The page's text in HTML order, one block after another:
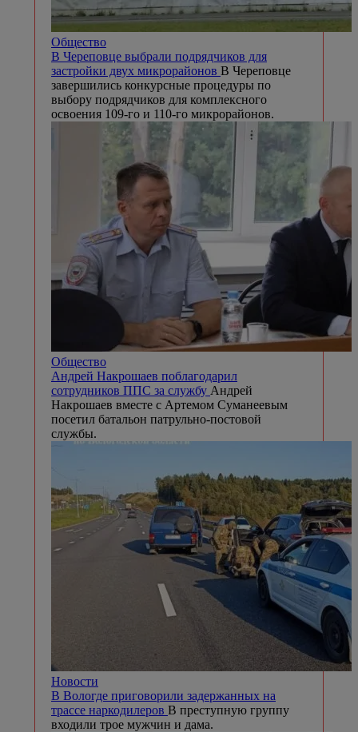
Общество
В Череповце выбрали подрядчиков для
застройки двух микрорайонов В Череповце
завершились конкурсные процедуры по
выбору подрядчиков для комплексного
освоения 109-го и 110-го микрорайонов.
Общество
Андрей Накрошаев поблагодарил
сотрудников ППС за службу Андрей
Накрошаев вместе с Артемом Суманеевым
посетил батальон патрульно-постовой
службы.
Новости
В Вологде приговорили задержанных на
трассе наркодилеров В преступную группу
входили трое мужчин и дама.